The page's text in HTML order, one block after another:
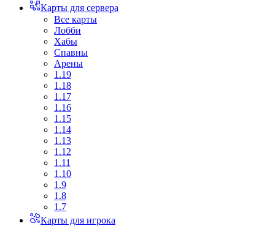
Карты для сервера
Все карты
Лобби
Хабы
Спавны
Арены
1.19
1.18
1.17
1.16
1.15
1.14
1.13
1.12
1.11
1.10
1.9
1.8
1.7
Карты для игрока